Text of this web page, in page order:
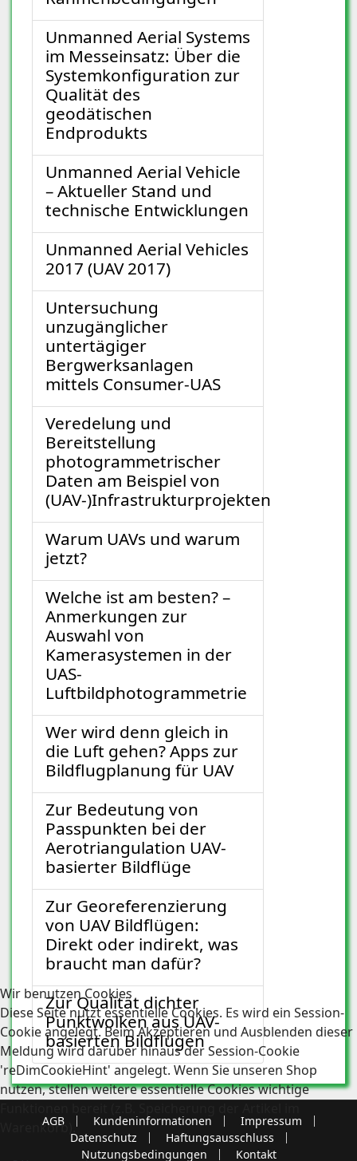
Unmanned Aerial Systems
im Messeinsatz: Über die
Systemkonfiguration zur
Qualität des
geodätischen
Endprodukts
Unmanned Aerial Vehicle
– Aktueller Stand und
technische Entwicklungen
Unmanned Aerial Vehicles
2017 (UAV 2017)
Untersuchung
unzugänglicher
untertägiger
Bergwerksanlagen
mittels Consumer-UAS
Veredelung und
Bereitstellung
photogrammetrischer
Daten am Beispiel von
(UAV-)Infrastrukturprojekten
Warum UAVs und warum
jetzt?
Welche ist am besten? –
Anmerkungen zur
Auswahl von
Kamerasystemen in der
UAS-
Luftbildphotogrammetrie
Wer wird denn gleich in
die Luft gehen? Apps zur
Bildflugplanung für UAV
Zur Bedeutung von
Passpunkten bei der
Aerotriangulation UAV-
basierter Bildflüge
Zur Georeferenzierung
von UAV Bildflügen:
Direkt oder indirekt, was
braucht man dafür?
Zur Qualität dichter
Punktwolken aus UAV-
basierten Bildflügen
AGB Kundeninformationen
Impressum
Datenschutz
Haftungsausschluss
Nutzungsbedingungen
Kontakt
Wir benutzen Cookies
Diese Seite nutzt essentielle Cookies. Es wird ein Session-
Cookie angelegt. Beim Akzeptieren und Ausblenden dieser
Meldung wird darüber hinaus der Session-Cookie
'reDimCookieHint' angelegt. Wenn Sie unseren Shop
nutzen, stellen weitere essentielle Cookies wichtige
Warenkorb).